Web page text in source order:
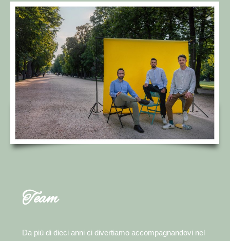
Team
Da più di dieci anni ci divertiamo accompagnandovi nel